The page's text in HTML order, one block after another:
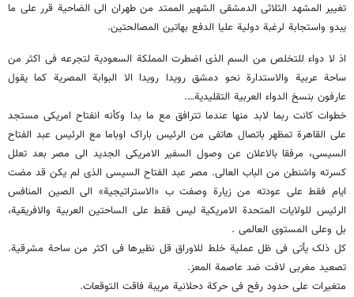
تغییر المشهد الثلاثی الدمشقی الشهیر الممتد من طهران الى الضاحیة قرر على ما
یبدو واستجابة لرغبة دولیة علیا الدفع بهاتین المصالحتین.
اذ لا دواء للتخلص من السم الذی اضطرت المملکة السعودیة لتجرعه فی اکثر من
ساحة عربیة والاستدارة نحو دمشق رویدا رویدا الا البوابة المصریة کما یقول
عارفون بنسخ الدواء العربیة التقلیدیة….
خطوات کانت ربما لابد منها عندما تترافق مع ما بدا وکأنه انفتاح امریکی مستجد
على القاهرة تمظهر باتصال هاتفی من الرئیس باراک اوباما مع الرئیس عبد الفتاح
السیسی، مرفقا بالاعلان عن وصول السفیر الامریکی الجدید الى مصر بعد تعلل
کسرته واشنطن من الباب العالی. مصر عبد الفتاح السیسی الذی لم یکن قد مضت
ایام فقط على عودته من زیارة وصفت ب «الاستراتیجیة» الى الصین المنافس
الرئیس للولایات المتحدة الامریکیة لیس فقط على الساحتین العربیة والافریقیة،
بل وعلى المستوى العالمی .
کل ذلک یأتی فی ظل عملیة خلط للاوراق قل نظیرها فی اکثر من ساحة مشرقیة.
تصعید مغربی لافت ضد عاصمة المعز.
متغیرات على حدود رفح فی حرکة دحلانیة مریبة فاقت التوقعات.